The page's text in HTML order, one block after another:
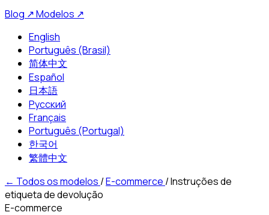
Blog ↗Modelos ↗
English
Português (Brasil)
简体中文
Español
日本語
Русский
Français
Português (Portugal)
한국어
繁體中文
← Todos os modelos /E-commerce /Instruções de
etiqueta de devolução
E-commerce